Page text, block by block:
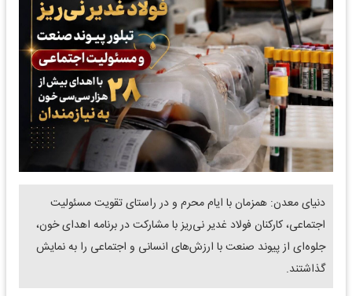
دنیای معدن: همزمان با ایام محرم و در راستای تقویت مسئولیت
اجتماعی، کارکنان فولاد غدیر نی‌ریز با مشارکت در برنامه اهدای خون،
جلوه‌ای از پیوند صنعت با ارزش‌های انسانی و اجتماعی را به نمایش
گذاشتند.